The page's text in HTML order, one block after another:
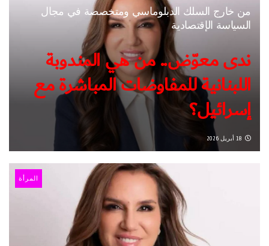
من خارج السلك الدبلوماسي ومتخصصة في مجال
السياسة الإقتصادية
ندى معوّض.. من هي المندوبة
اللبنانية للمفاوضات المباشرة مع
إسرائيل؟
المرأة